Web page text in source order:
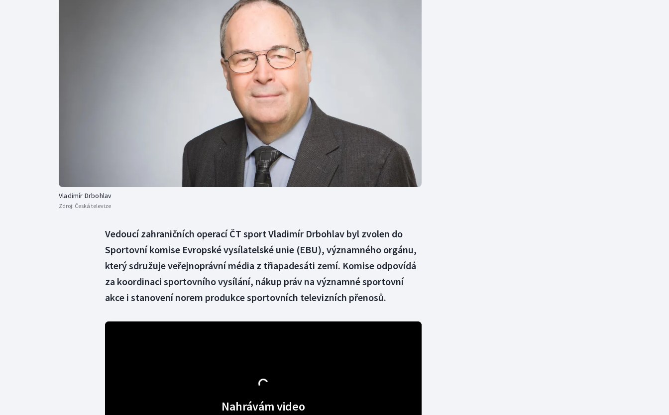
Moderní pětiboj
Motorsport
Olympijské hry
Parasport
Plavání
Plážový volejbal
Vladimír Drbohlav
Zdroj: Česká televize
Vedoucí zahraničních operací ČT sport Vladimír Drbohlav byl zvolen do
Sportovní komise Evropské vysílatelské unie (EBU), významného orgánu,
který sdružuje veřejnoprávní média z třiapadesáti zemí. Komise odpovídá
za koordinaci sportovního vysílání, nákup práv na významné sportovní
akce i stanovení norem produkce sportovních televizních přenosů.
Nahrávám video